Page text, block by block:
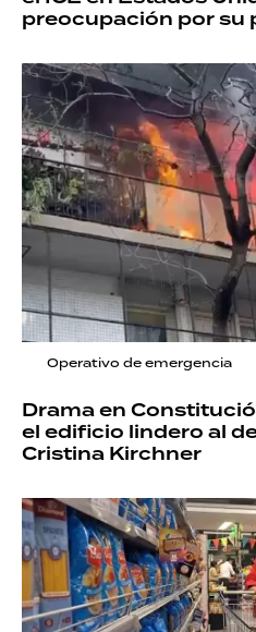
preocupación por su
Operativo de emergencia
Drama en
el edificio lindero al
Cristina Kirchner